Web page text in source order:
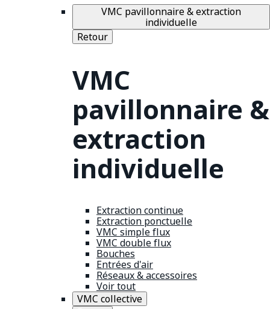
VMC pavillonnaire & extraction
individuelle
Retour
VMC
pavillonnaire &
extraction
individuelle
Extraction continue
Extraction ponctuelle
VMC simple flux
VMC double flux
Bouches
Entrées d'air
Réseaux & accessoires
Voir tout
VMC collective